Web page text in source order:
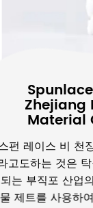
Woven
고성능 솔루
non -
, 강도 및 흡수성
. Spunlace 공
고 강력하면서